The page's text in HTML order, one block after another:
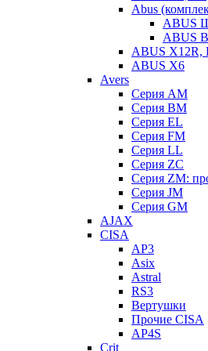
Abus
ABUS
ABUS
ABUS X12R,
ABUS X6
Avers
Серия AM
Серия BM
Серия EL
Серия FM
Серия LL
Серия ZC
Серия ZM:
Серия JM
Серия GM
AJAX
CISA
AP3
Asix
Astral
RS3
Вертушки
Прочие CISA
AP4S
Crit